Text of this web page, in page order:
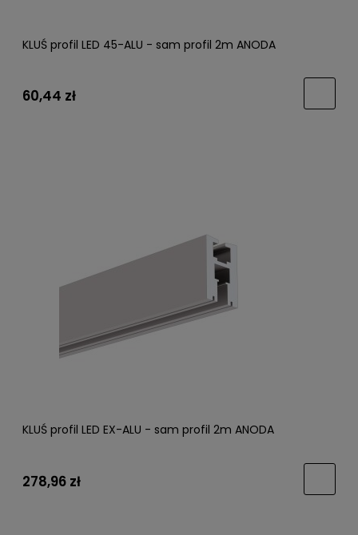
KLUŚ profil LED 45-ALU - sam profil 2m ANODA
60,44 zł
KLUŚ profil LED EX-ALU - sam profil 2m ANODA
278,96 zł